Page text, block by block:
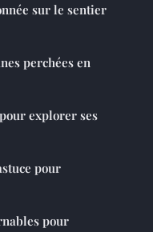
sur le sentier
perchées en
explorer ses
pour
pour